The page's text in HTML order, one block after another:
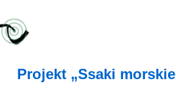
Projekt „Ssaki